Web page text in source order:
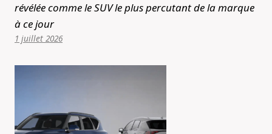
révélée comme le SUV le plus percutant de la marque
à ce jour
1 juillet 2026